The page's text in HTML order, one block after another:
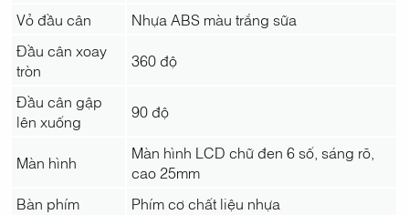
Vỏ đầu cân
Nhựa ABS màu trắng sữa
Đầu cân xoay
tròn
360 độ
Đầu cân gập
lên xuống
90 độ
Màn hình
Màn hình LCD chữ đen 6 số, sáng rõ,
cao 25mm
Bàn phím
Phím cơ chất liệu nhựa